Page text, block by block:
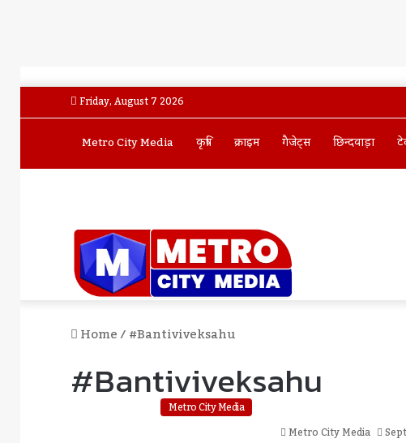
Friday, August 7 2026
Metro City Media कृषि क्राइम गैजेट्स छिन्दवाड़ा
Home/#bantiviveksahu
#bantiviveksahu
Metro City Media
Metro City Media